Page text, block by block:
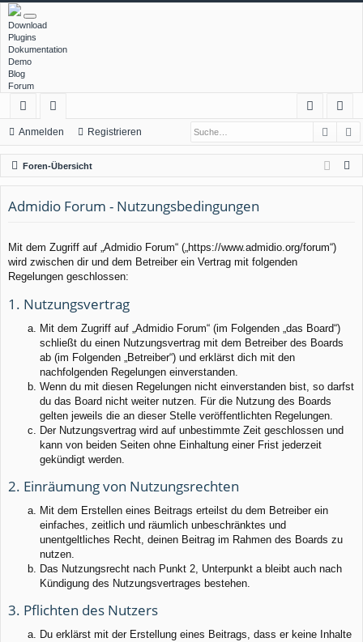
Download
Plugins
Dokumentation
Demo
Blog
Forum
ch
ne
llz
ug
f
or
en
m
el
ist
rie
Anmelden Registrieren
Foren-Übersicht
Admidio Forum - Nutzungsbedingungen
Mit dem Zugriff auf „Admidio Forum“ („https://www.admidio.org/forum“)
wird zwischen dir und dem Betreiber ein Vertrag mit folgenden
Regelungen geschlossen:
1. Nutzungsvertrag
Mit dem Zugriff auf „Admidio Forum“ (im Folgenden „das Board“)
schließt du einen Nutzungsvertrag mit dem Betreiber des Boards
ab (im Folgenden „Betreiber“) und erklärst dich mit den
nachfolgenden Regelungen einverstanden.
Wenn du mit diesen Regelungen nicht einverstanden bist, so darfst
du das Board nicht weiter nutzen. Für die Nutzung des Boards
gelten jeweils die an dieser Stelle veröffentlichten Regelungen.
Der Nutzungsvertrag wird auf unbestimmte Zeit geschlossen und
kann von beiden Seiten ohne Einhaltung einer Frist jederzeit
gekündigt werden.
2. Einräumung von Nutzungsrechten
Mit dem Erstellen eines Beitrags erteilst du dem Betreiber ein
einfaches, zeitlich und räumlich unbeschränktes und
unentgeltliches Recht, deinen Beitrag im Rahmen des Boards zu
nutzen.
Das Nutzungsrecht nach Punkt 2, Unterpunkt a bleibt auch nach
Kündigung des Nutzungsvertrages bestehen.
3. Pflichten des Nutzers
Du erklärst mit der Erstellung eines Beitrags, dass er keine Inhalte